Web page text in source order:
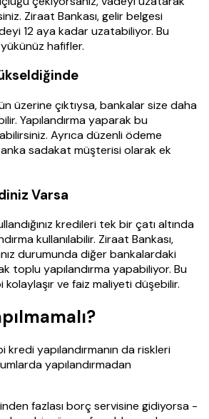
Ziraat Bankası, gelir belgesi
12 aya kadar uzatabiliyor. Bu
hafifler.
üzerine çıktıysa, bankalar size daha
Yapılandırma yaparak bu
Ayrıca düzenli ödeme
banka sadakat müşterisi olarak ek
Varsa
kredileri tek bir çatı altında
kullanılabilir. Ziraat Bankası,
durumunda diğer bankalardaki
toplu yapılandırma yapabiliyor. Bu
ve faiz maliyeti düşebilir.
kredi yapılandırmanın da riskleri
yapılandırmadan
fazlası borç servisine gidiyorsa -